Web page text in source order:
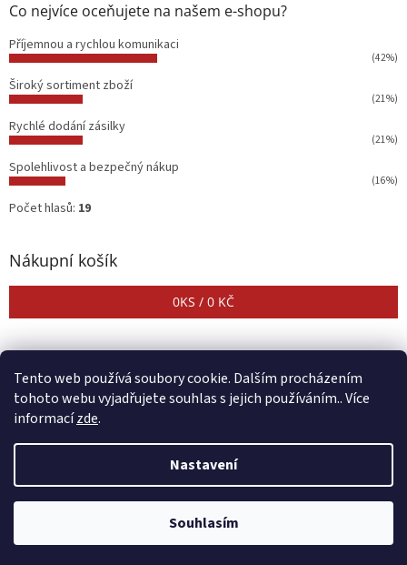
Tento web používá soubory cookie. Dalším procházením
tohoto webu vyjadřujete souhlas s jejich používáním.. Více
informacízde.
Nastavení
Souhlasím
Co nejvíce oceňujete na našem e-shopu?
Příjemnou a rychlou komunikaci
(42%)
Široký sortiment zboží
(21%)
Rychlé dodání zásilky
(21%)
Spolehlivost a bezpečný nákup
(16%)
Počet hlasů: 19
Nákupní košík
0KS / 0 KČ
Copyright 2026CENTER SHOP. Všechna práva vyhrazena.Upravit
nastavení cookies